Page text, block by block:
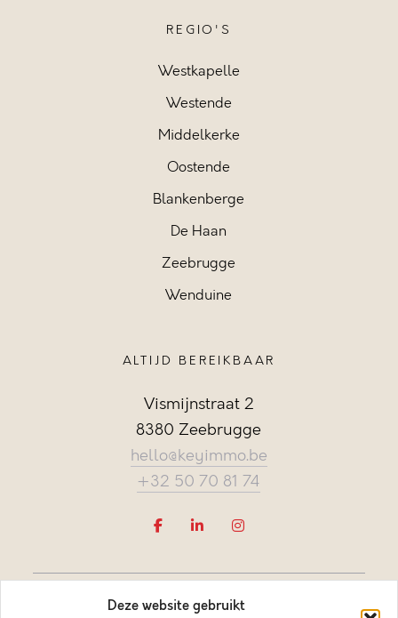
Deze website gebruikt
REGIO'S
Westkapelle
Westende
Middelkerke
Oostende
Blankenberge
De Haan
Zeebrugge
Wenduine
ALTIJD BEREIKBAAR
Vismijnstraat 2
8380 Zeebrugge
hello@keyimmo.be
+32 50 70 81 74